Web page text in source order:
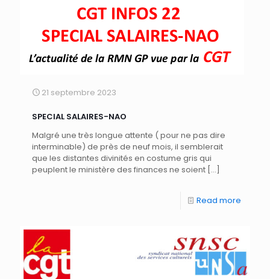
21 septembre 2023
SPECIAL SALAIRES-NAO
Malgré une très longue attente ( pour ne pas dire
interminable) de près de neuf mois, il semblerait
que les distantes divinités en costume gris qui
peuplent le ministère des finances ne soient […]
Read more